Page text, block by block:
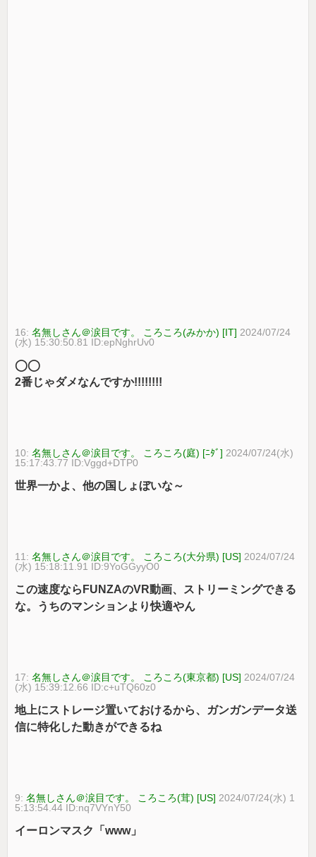
16:名無しさん＠涙目です。 ころころ(みかか) [IT] 2024/07/24
(水) 15:30:50.81 ID:epNghrUv0
◯◯
2番じゃダメなんですか!!!!!!!!
10:名無しさん＠涙目です。 ころころ(庭) [ﾆﾀﾞ] 2024/07/24(水)
15:17:43.77 ID:Vggd+DTP0
世界一かよ、他の国しょぼいな～
11:名無しさん＠涙目です。 ころころ(大分県) [US] 2024/07/24
(水) 15:18:11.91 ID:9YoGGyyO0
この速度ならFUNZAのVR動画、ストリーミングできる
な。うちのマンションより快適やん
17:名無しさん＠涙目です。 ころころ(東京都) [US] 2024/07/24
(水) 15:39:12.66 ID:c+uTQ60z0
地上にストレージ置いておけるから、ガンガンデータ送
信に特化した動きができるね
9:名無しさん＠涙目です。 ころころ(茸) [US] 2024/07/24(水) 1
5:13:54.44 ID:nq7VYnY50
イーロンマスク「www」